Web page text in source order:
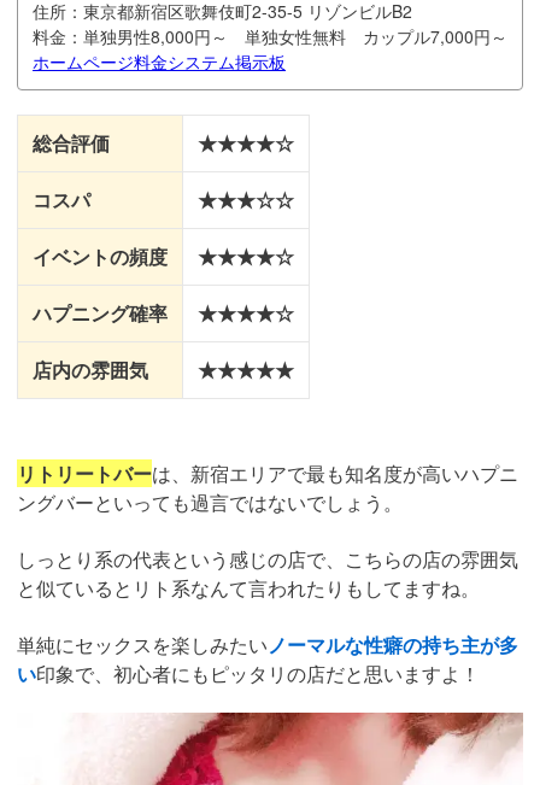
住所： 東京都新宿区歌舞伎町2-35-5 リゾンビルB2
料金： 単独男性8,000円～ 単独女性無料 カップル7,000円～
ホームページ料金システム掲示板
総合評価 ★★★★☆
コスパ ★★★☆☆
イベントの頻度 ★★★★☆
ハプニング確率 ★★★★☆
店内の雰囲気 ★★★★★
リトリートバーは、新宿エリアで最も知名度が高いハプニ
ングバーといっても過言ではないでしょう。
しっとり系の代表という感じの店で、こちらの店の雰囲気
と似ているとリト系なんて言われたりもしてますね。
単純にセックスを楽しみたいノーマルな性癖の持ち主が多
い印象で、初心者にもピッタリの店だと思いますよ！